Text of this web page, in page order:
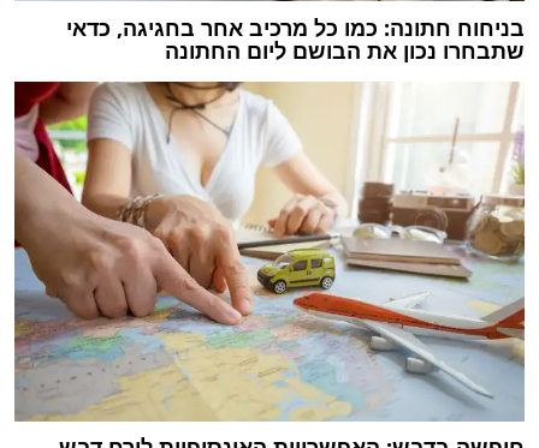
בניחוח חתונה: כמו כל מרכיב אחר בחגיגה, כדאי
שתבחרו נכון את הבושם ליום החתונה